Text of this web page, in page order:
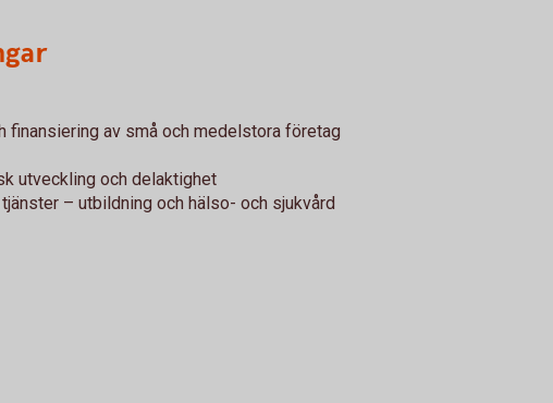
finansiering av små och medelstora företag
utveckling och delaktighet
– utbildning och hälso- och sjukvård